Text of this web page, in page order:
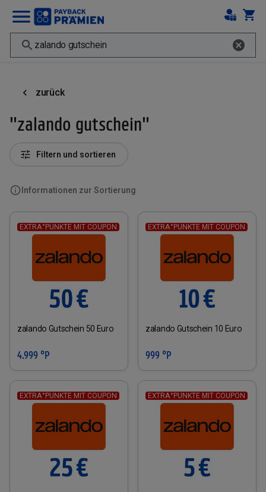
zurück
"zalando gutschein"
Informationen zur Sortierung
Filtern und sortieren
EXTRA°PUNKTE MIT COUPON
zalando Gutschein 50 Euro
4.999 °P
EXTRA°PUNKTE MIT COUPON
zalando Gutschein 10 Euro
999 °P
EXTRA°PUNKTE MIT COUPON EXTRA°PUNKTE MIT COUPON